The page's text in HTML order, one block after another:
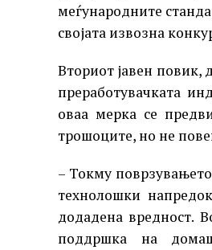
меѓународните
својата извозна
Вториот јавен повик,
преработувачката
оваа мерка се
трошоците, но не
– Токму
технолошки
додадена вредност.
поддршка на